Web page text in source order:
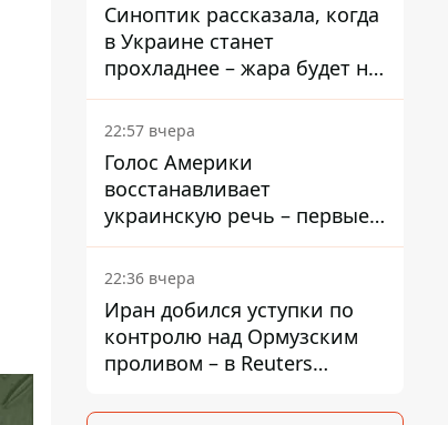
Синоптик рассказала, когда
в Украине станет
прохладнее – жара будет не
долго
22:57 вчера
Голос Америки
восстанавливает
украинскую речь – первые
эфиры ожидаются на
следующей неделе
22:36 вчера
Иран добился уступки по
контролю над Ормузским
проливом – в Reuters